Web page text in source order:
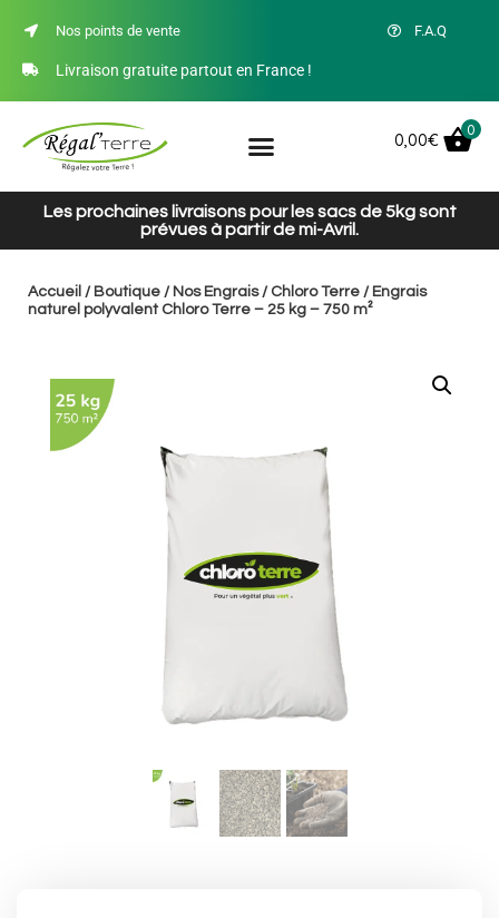
Nos points de vente F.A.Q
Livraison gratuite partout en France !
0,00€
0
Les prochaines livraisons pour les sacs de 5kg sont
prévues à partir de mi-Avril.
Accueil / Boutique / Nos Engrais/ Chloro Terre / Engrais
naturel polyvalent Chloro Terre – 25 kg – 750 m²